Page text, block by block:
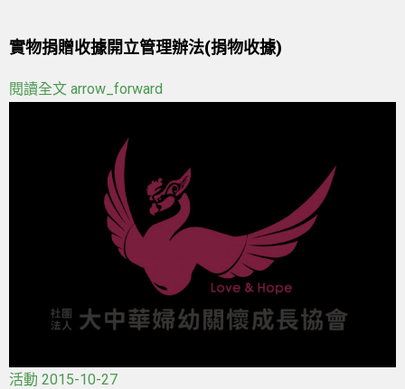
實物捐贈收據開立管理辦法(捐物收據)
閱讀全文 arrow_forward
活動 2015-10-27